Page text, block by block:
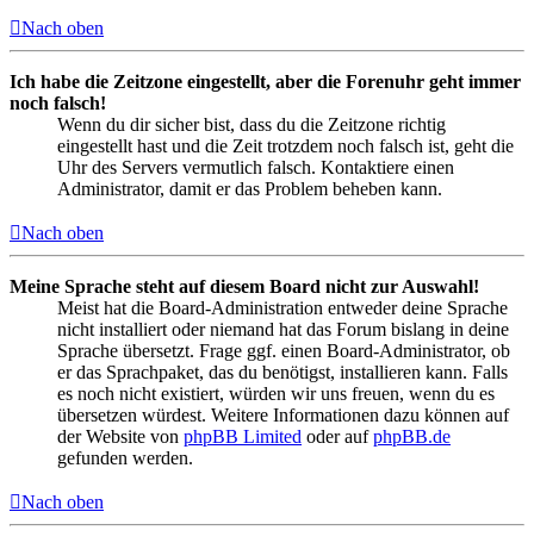
Nach oben
Ich habe die Zeitzone eingestellt, aber die Forenuhr geht immer
noch falsch!
Wenn du dir sicher bist, dass du die Zeitzone richtig
eingestellt hast und die Zeit trotzdem noch falsch ist, geht die
Uhr des Servers vermutlich falsch. Kontaktiere einen
Administrator, damit er das Problem beheben kann.
Nach oben
Meine Sprache steht auf diesem Board nicht zur Auswahl!
Meist hat die Board-Administration entweder deine Sprache
nicht installiert oder niemand hat das Forum bislang in deine
Sprache übersetzt. Frage ggf. einen Board-Administrator, ob
er das Sprachpaket, das du benötigst, installieren kann. Falls
es noch nicht existiert, würden wir uns freuen, wenn du es
übersetzen würdest. Weitere Informationen dazu können auf
der Website von phpBB Limited oder aufphpBB.de
gefunden werden.
Nach oben